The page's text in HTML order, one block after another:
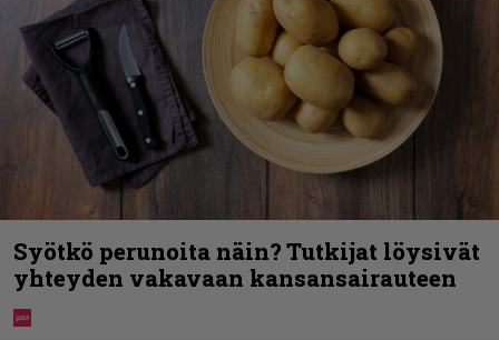
Syötkö perunoita näin? Tutkijat löysivät
yhteyden vakavaan kansansairauteen